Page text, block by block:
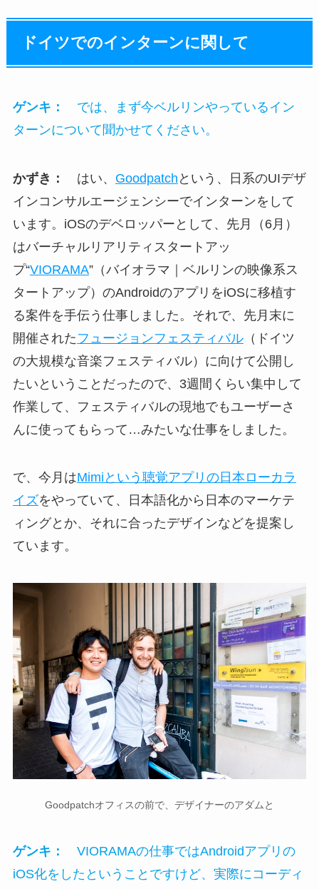
ドイツでのインターンに関して
ゲンキ： では、まず今ベルリンやっているイン
ターンについて聞かせてください。
かずき： はい、 Goodpatch という、日系のUIデザ
インコンサルエージェンシーでインターンをして
います。iOSのデベロッパーとして、先月（6月）
はバーチャルリアリティスタートアッ
プ“VIORAMA”（バイオラマ｜ベルリンの映像系ス
タートアップ）のAndroidのアプリをiOSに移植す
る案件を手伝う仕事しました。それで、先月末に
開催された フュージョンフェスティバル（ドイツ
の大規模な音楽フェスティバル）に向けて公開し
たいということだったので、3週間くらい集中して
作業して、フェスティバルの現地でもユーザーさ
んに使ってもらって…みたいな仕事をしました。
で、今月はMimiという聴覚アプリの日本ローカラ
イズをやっていて、日本語化から日本のマーケテ
ィングとか、それに合ったデザインなどを提案し
ています。
Goodpatchオフィスの前で、デザイナーのアダムと
ゲンキ： VIORAMAの仕事ではAndroidアプリの
iOS化をしたということですけど、実際にコーディ